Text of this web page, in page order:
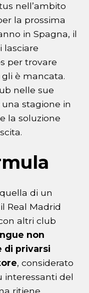
nell’ambito
la prossima
in Spagna, il
lasciare
per trovare
è mancata.
nelle sue
stagione in
la soluzione
di un
Real Madrid
altri club
non
di privarsi
, considerato
interessanti del
ritiene